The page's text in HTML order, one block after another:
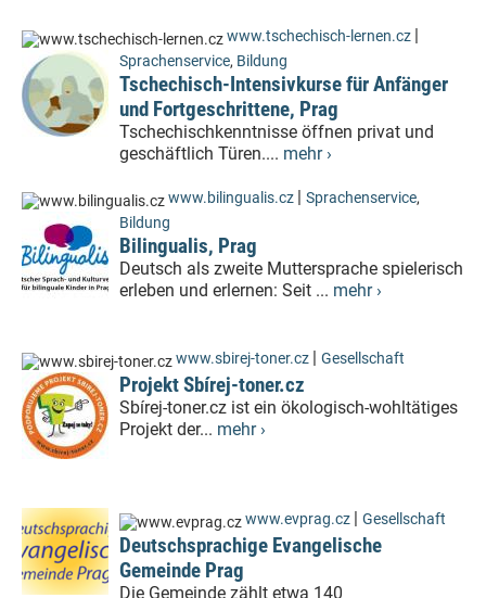
www.tschechisch-lernen.cz |
Sprachenservice, Bildung
Tschechisch-Intensivkurse für Anfänger
und Fortgeschrittene, Prag
Tschechischkenntnisse öffnen privat und
geschäftlich Türen.... mehr ›
www.bilingualis.cz | Sprachenservice,
Bildung
Bilingualis, Prag
Deutsch als zweite Muttersprache spielerisch
erleben und erlernen: Seit ... mehr ›
www.sbirej-toner.cz | Gesellschaft
Projekt Sbírej-toner.cz
Sbírej-toner.cz ist ein ökologisch-wohltätiges
Projekt der... mehr ›
www.evprag.cz | Gesellschaft
Deutschsprachige Evangelische
Gemeinde Prag
Die Gemeinde zählt etwa 140